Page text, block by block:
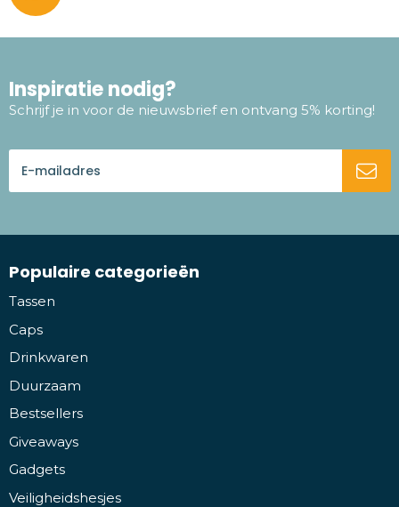
Inspiratie nodig?
Schrijf je in voor de nieuwsbrief en ontvang 5% korting!
Populaire categorieën
Tassen
Caps
Drinkwaren
Duurzaam
Bestsellers
Giveaways
Gadgets
Veiligheidshesjes